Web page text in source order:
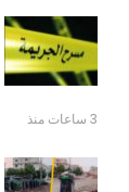
3 ساعات منذ